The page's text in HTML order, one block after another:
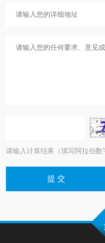
请输入计算结果（填写阿拉伯数